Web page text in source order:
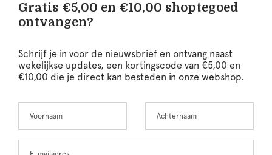
Gratis €5,00 en €10,00 shoptegoed
ontvangen?
Schrijf je in voor de nieuwsbrief en ontvang naast
wekelijkse updates, een kortingscode van €5,00 en
€10,00 die je direct kan besteden in onze webshop.
this